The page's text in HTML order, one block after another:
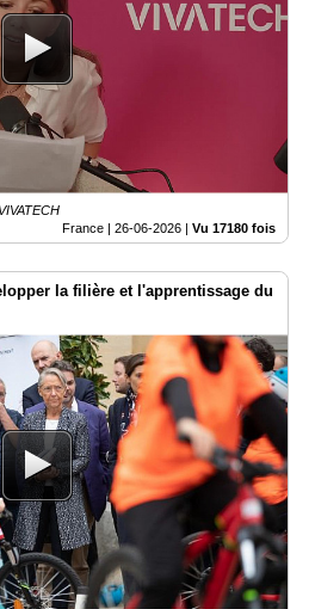
France | 26-06-2026 | Vu 17180 fois
la filière et l'apprentissage du